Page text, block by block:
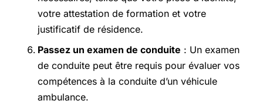
votre attestation de formation et votre
justificatif de résidence.
Passez un examen de conduite : Un examen
de conduite peut être requis pour évaluer vos
compétences à la conduite d’un véhicule
ambulance.